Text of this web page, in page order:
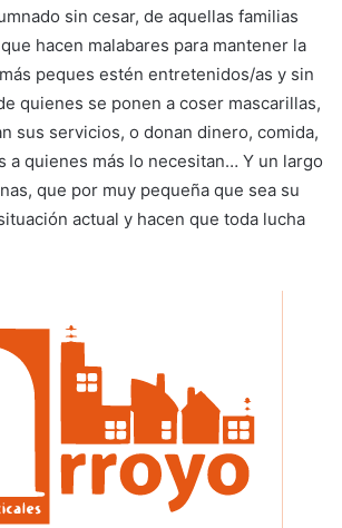
sin cesar, de aquellas familias
hacen malabares para mantener la
peques estén entretenidos/as y sin
quienes se ponen a coser mascarillas,
sus servicios, o donan dinero, comida,
a quienes más lo necesitan… Y un largo
que por muy pequeña que sea su
actual y hacen que toda lucha